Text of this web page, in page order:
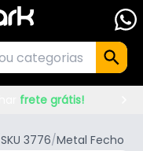
frete grátis!
SKU 3776/Metal Fecho